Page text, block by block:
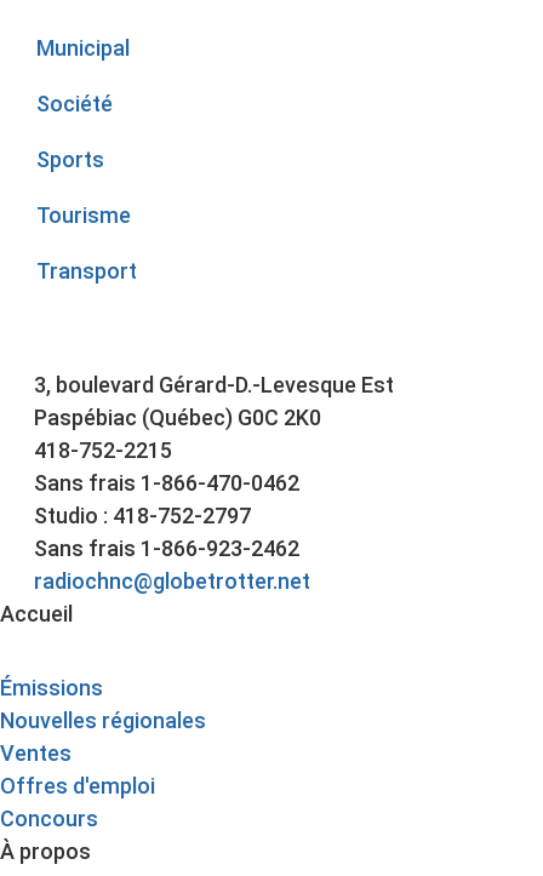
Municipal
Société
Sports
Tourisme
Transport
3, boulevard Gérard-D.-Levesque Est
Paspébiac (Québec) G0C 2K0
418-752-2215
Sans frais 1-866-470-0462
Studio : 418-752-2797
Sans frais 1-866-923-2462
radiochnc@globetrotter.net
Accueil
Émissions
Nouvelles régionales
Ventes
Offres d'emploi
Concours
À propos